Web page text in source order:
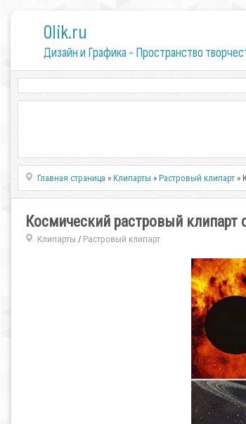
0lik.ru
Дизайн и Графика - Пространство
Главная страница »Клипарты »Растровый клипарт »
Космический растровый
Клипарты / Растровый клипарт